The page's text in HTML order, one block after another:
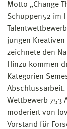
Motto „Change
Schuppen52 im
jungen Kreativen
zeichnete den
Hinzu kommen
Kategorien
Abschlussarbeit.
Wettbewerb 753
moderiert von
Vorstand für